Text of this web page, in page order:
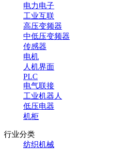
电力电子
工业互联
高压变频器
中低压变频器
传感器
电机
人机界面
PLC
电气联接
工业机器人
低压电器
机柜
行业分类
纺织机械